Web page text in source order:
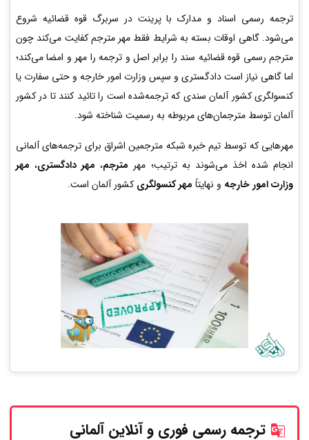
ترجمه رسمی اسناد و مدارک با پرینت در سربرگ قوه قضائیه شروع
می‌شود. گاهی اوقات بسته به شرایط فقط مهر مترجم کفایت می‌کند چون
مترجم رسمی قوه قضائیه سند را برابر اصل و ترجمه را مهر و امضا می‌کند؛
اما گاهی نیاز است دادگستری و سپس وزارت امور خارجه و حتی سفارت یا
کنسولگری کشور آلمان سندی که ترجمه‌شده است را تائید کنند تا در کشور
آلمان توسط مترجمان‌های مربوطه به رسمیت شناخته شود.
مهرهایی که توسط تیم خبره شبکه مترجمین اشراق برای ترجمه‌های آلمانی
انجام شده اخذ می‌شوند به ترتیب؛ مهر مترجم، مهر دادگستری، مهر
وزارت امور خارجه و نهایتاً مهر کنسولگری کشور آلمان است.
ترجمه رسمی فوری و آنلاینآلمانی